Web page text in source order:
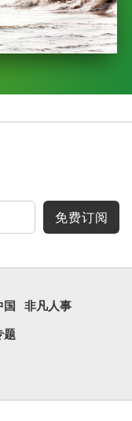
免费订阅
国 非凡人事
题